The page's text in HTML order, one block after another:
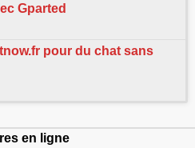
Gparted
pour du chat sans
en ligne